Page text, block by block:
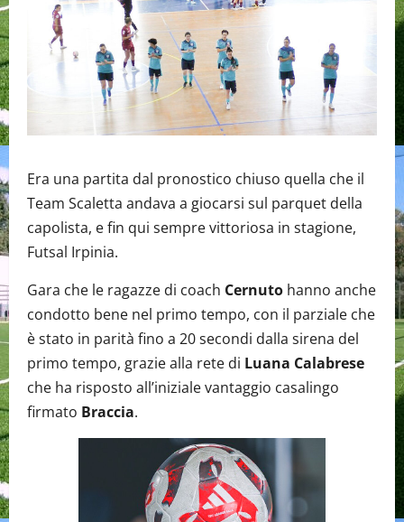
Era una partita dal pronostico chiuso quella che il
Team Scaletta andava a giocarsi sul parquet della
capolista, e fin qui sempre vittoriosa in stagione,
Futsal Irpinia.
Gara che le ragazze di coach Cernuto hanno anche
condotto bene nel primo tempo, con il parziale che
è stato in parità fino a 20 secondi dalla sirena del
primo tempo, grazie alla rete di Luana Calabrese
che ha risposto all’iniziale vantaggio casalingo
firmato Braccia.